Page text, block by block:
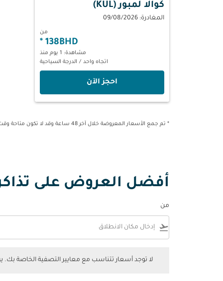
كوالا لمبور (KUL)
المغادرة: 09/08/2026
من
138BHD
*
مشاهدة: 1 يوم منذ
اتجاه واحد / الدرجة السياحية
‫احجز الآن‬
* تم جمع الأسعار المعروضة خلال آخر 48 ساعة وقد لا تكون متاحة وقت الحجز.
أفضل العروض على تذاكر
من
flight_takeoff
لا توجد أسعار تتناسب مع معايير التصفية الخاصة